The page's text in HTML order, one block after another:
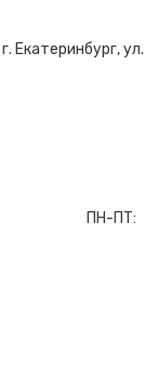
г. Екатеринбург, ул.
ПН-ПТ: